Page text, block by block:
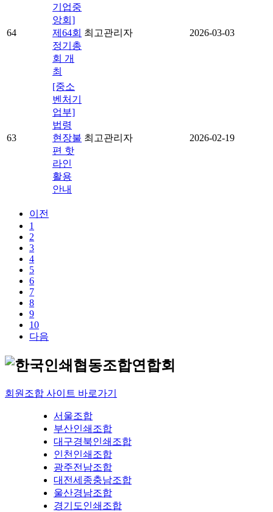
64
기업중
앙회]
제64회
정기총
회 개
최
최고관리자 2026-03-03
63
[중소
벤처기
업부]
법령
현장불
편 핫
라인
활용
안내
최고관리자 2026-02-19
이전
1
2
3
4
5
6
7
8
9
10
다음
회원조합 사이트 바로가기
서울조합
부산인쇄조합
대구경북인쇄조합
인천인쇄조합
광주전남조합
대전세종충남조합
울산경남조합
경기도인쇄조합